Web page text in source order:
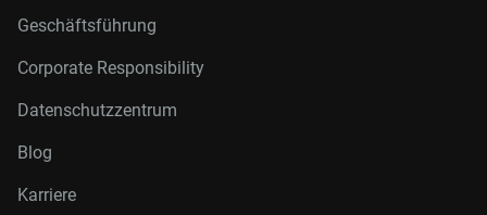
Geschäftsführung
Corporate Responsibility
Datenschutzzentrum
Blog
Karriere